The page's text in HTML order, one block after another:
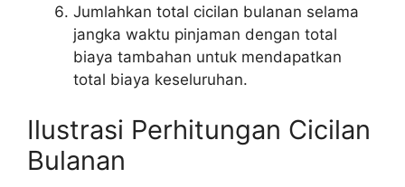
Jumlahkan total cicilan bulanan selama
jangka waktu pinjaman dengan total
biaya tambahan untuk mendapatkan
total biaya keseluruhan.
Ilustrasi Perhitungan Cicilan
Bulanan